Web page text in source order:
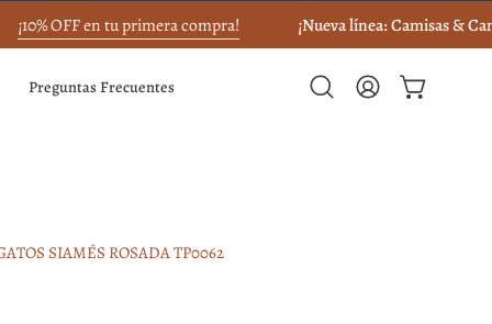
OFF en tu primera compra! ¡Nueva línea: Camisas &
Preguntas Frecuentes
Abrir Mi
Carro abierto
SIAMÉS ROSADA TP0062